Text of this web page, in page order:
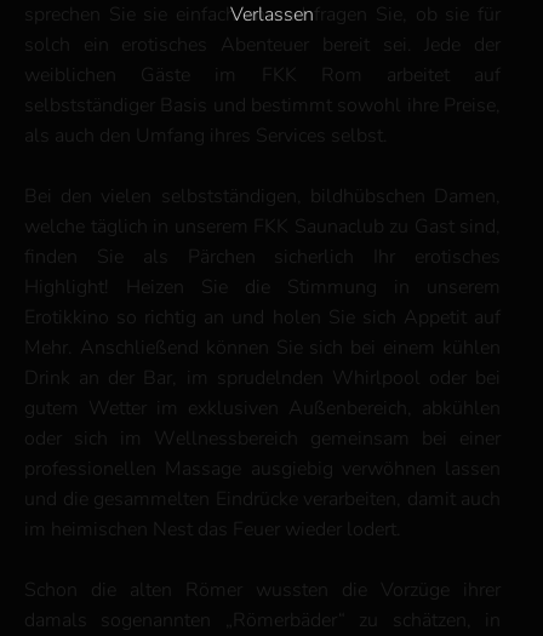
sprechen Sie sie einfach an und fragen Sie, ob sie für
solch ein erotisches Abenteuer bereit sei. Jede der
weiblichen Gäste im FKK Rom arbeitet auf
selbstständiger Basis und bestimmt sowohl ihre Preise,
als auch den Umfang ihres Services selbst.
Bei den vielen selbstständigen, bildhübschen Damen,
welche täglich in unserem FKK Saunaclub zu Gast sind,
finden Sie als Pärchen sicherlich Ihr erotisches
Highlight! Heizen Sie die Stimmung in unserem
Erotikkino so richtig an und holen Sie sich Appetit auf
Mehr. Anschließend können Sie sich bei einem kühlen
Drink an der Bar, im sprudelnden Whirlpool oder bei
gutem Wetter im exklusiven Außenbereich, abkühlen
oder sich im Wellnessbereich gemeinsam bei einer
professionellen Massage ausgiebig verwöhnen lassen
und die gesammelten Eindrücke verarbeiten, damit auch
im heimischen Nest das Feuer wieder lodert.
Schon die alten Römer wussten die Vorzüge ihrer
damals sogenannten „Römerbäder“ zu schätzen, in
Verlassen